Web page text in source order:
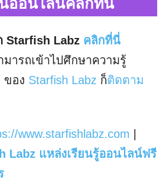
นออนไลน์คลิกที่นี่
Starfish Labz คลิกที่นี่
ารถเข้าไปศึกษาความรู้
ของ Starfish Labz ก็ติดตาม
www.starfishlabz.com
Labz แหล่งเรียนรู้ออนไลน์ฟรี